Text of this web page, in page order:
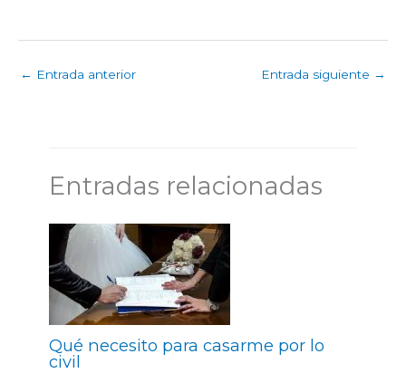
← Entrada anterior Entrada siguiente →
Entradas relacionadas
Qué necesito para casarme por lo
civil